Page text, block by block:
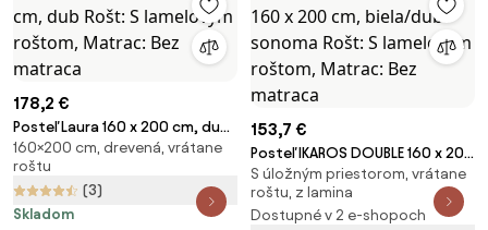
178,2 €
Posteľ Laura 160 x 200 cm, dub
Rošt: S lamelovým roštom,
Matrac: Bez matraca
160×200 cm, drevená, vrátane
roštu
(3)
Skladom
153,7 €
Posteľ IKAROS DOUBLE 160 x 200
cm, biela/dub sonoma Rošt: S
lamelovým roštom, Matrac: Bez
matraca
S úložným priestorom, vrátane
roštu, z lamina
Dostupné v 2 e-shopoch